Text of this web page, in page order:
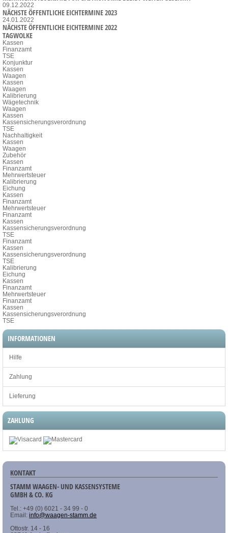
09.12.2022
NÄCHSTE ÖFFENTLICHE EICHTERMINE 2023
24.01.2022
NÄCHSTE ÖFFENTLICHE EICHTERMINE 2022
TAGWOLKE
Kassen
Finanzamt
TSE
Konjunktur
Kassen
Waagen
Kassen
Waagen
Kalibrierung
Wägetechnik
Waagen
Kassen
Kassensicherungsverordnung
TSE
Nachhaltigkeit
Kassen
Waagen
Zubehör
Kassen
Finanzamt
Mehrwertsteuer
Kalibrierung
Eichung
Kassen
Finanzamt
Mehrwertsteuer
Finanzamt
Kassen
Kassensicherungsverordnung
TSE
Finanzamt
Kassen
Kassensicherungsverordnung
TSE
Kalibrierung
Eichung
Kassen
Finanzamt
Mehrwertsteuer
Finanzamt
Kassen
Kassensicherungsverordnung
TSE
INFORMATIONEN
Hilfe
Zahlung
Lieferung
ZAHLUNG
KONTAKT
STAMM WAAGEN- UND KASSENSYSTEME
GMBH & CO. KG
Tel.: +49 (0) 6021 - 34 99 - 0
Email: info@waagen-stamm.de
Ottostr. 14 - 16